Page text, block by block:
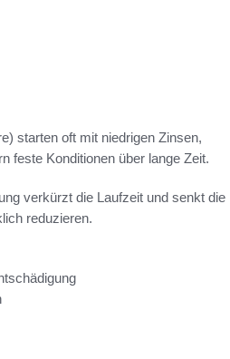
starten oft mit niedrigen Zinsen,
feste Konditionen über lange Zeit.
verkürzt die Laufzeit und senkt die
reduzieren.